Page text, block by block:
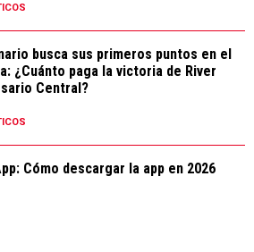
busca sus primeros puntos en el
¿Cuánto paga la victoria de River
Central?
Cómo descargar la app en 2026